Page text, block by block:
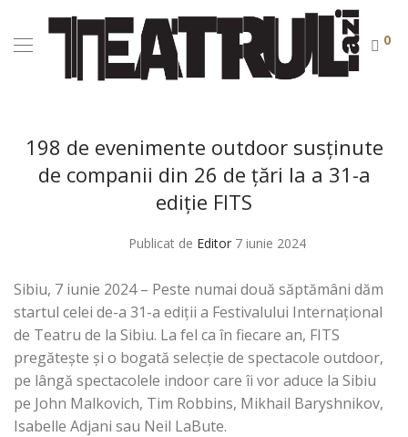
0
198 de evenimente outdoor susţinute
de companii din 26 de ţări la a 31-a
ediţie FITS
Publicat de Editor 7 iunie 2024
Sibiu, 7 iunie 2024 – Peste numai două săptămâni dăm
startul celei de-a 31-a ediţii a Festivalului Internaţional
de Teatru de la Sibiu. La fel ca în fiecare an, FITS
pregătește şi o bogată selecţie de spectacole outdoor,
pe lângă spectacolele indoor care îi vor aduce la Sibiu
pe John Malkovich, Tim Robbins, Mikhail Baryshnikov,
Isabelle Adjani sau Neil LaBute.